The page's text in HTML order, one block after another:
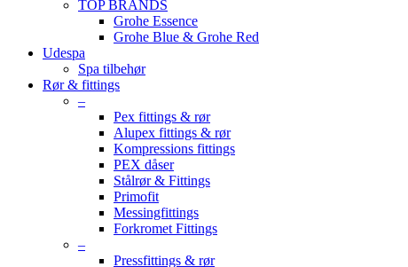
TOP BRANDS
Grohe Essence
Grohe Blue & Grohe Red
Udespa
Spa tilbehør
Rør & fittings
–
Pex fittings & rør
Alupex fittings & rør
Kompressions fittings
PEX dåser
Stålrør & Fittings
Primofit
Messingfittings
Forkromet Fittings
–
Pressfittings & rør